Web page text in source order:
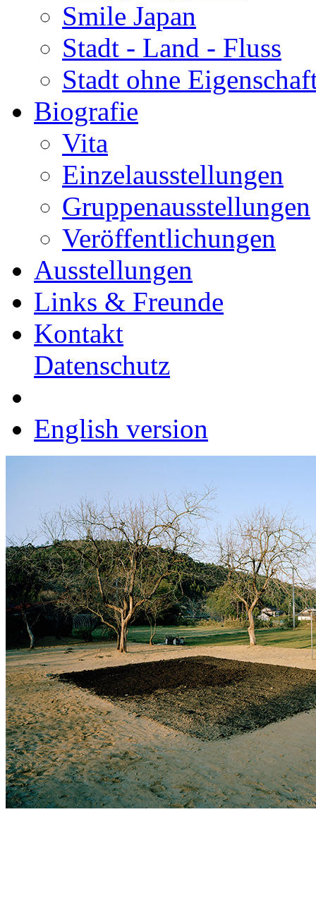
Smile Japan
Stadt - Land - Fluss
Stadt ohne
Biografie
Vita
Einzelausstellungen
Gruppenausstellungen
Veröffentlichungen
Ausstellungen
Links & Freunde
Kontakt
Datenschutz
English version